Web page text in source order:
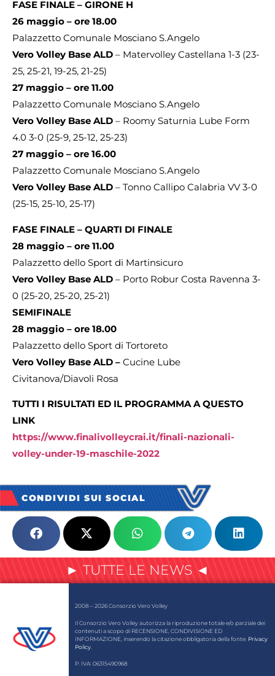
FASE FINALE – GIRONE H
26 maggio – ore 18.00
Palazzetto Comunale Mosciano S.Angelo
Vero Volley Base ALD – Matervolley Castellana 1-3 (23-
25, 25-21, 19-25, 21-25)
27 maggio – ore 11.00
Palazzetto Comunale Mosciano S.Angelo
Vero Volley Base ALD – Roomy Saturnia Lube Form
4.0 3-0 (25-9, 25-12, 25-23)
27 maggio – ore 16.00
Palazzetto Comunale Mosciano S.Angelo
Vero Volley Base ALD – Tonno Callipo Calabria VV 3-0
(25-15, 25-10, 25-17)
FASE FINALE – QUARTI DI FINALE
28 maggio – ore 11.00
Palazzetto dello Sport di Martinsicuro
Vero Volley Base ALD – Porto Robur Costa Ravenna 3-
0 (25-20, 25-20, 25-21)
SEMIFINALE
28 maggio – ore 18.00
Palazzetto dello Sport di Tortoreto
Vero Volley Base ALD – Cucine Lube
Civitanova/Diavoli Rosa
TUTTI I RISULTATI ED IL PROGRAMMA A QUESTO
LINK
https://www.finalivolleycrai.it/finali-nazionali-
volley-under-19-maschile-2022
CONDIVIDI SUI SOCIAL
► TUTTE LE NEWS ◄
2008 – 2026 Consorzio Vero Volley
Il Consorzio Vero Volley autorizza la riproduzione totale e/o parziale dei
contenuti a scopo di RECENSIONE, CONDIVISIONE ED
INFORMAZIONE, inserendo la citazione obbligatoria della fonte. Privacy
Policy
P. IVA: 06315490968